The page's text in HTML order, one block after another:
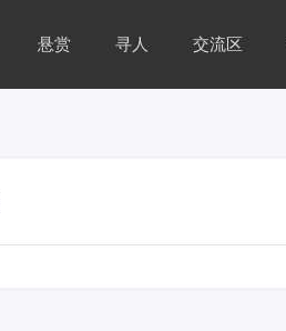
悬赏 寻人 交流区